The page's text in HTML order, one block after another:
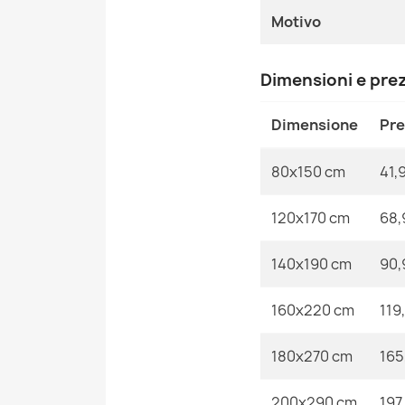
Motivo
Dimensioni e
Dimensione
80x150 cm
120x170 cm
140x190 cm
160x220 cm
180x270 cm